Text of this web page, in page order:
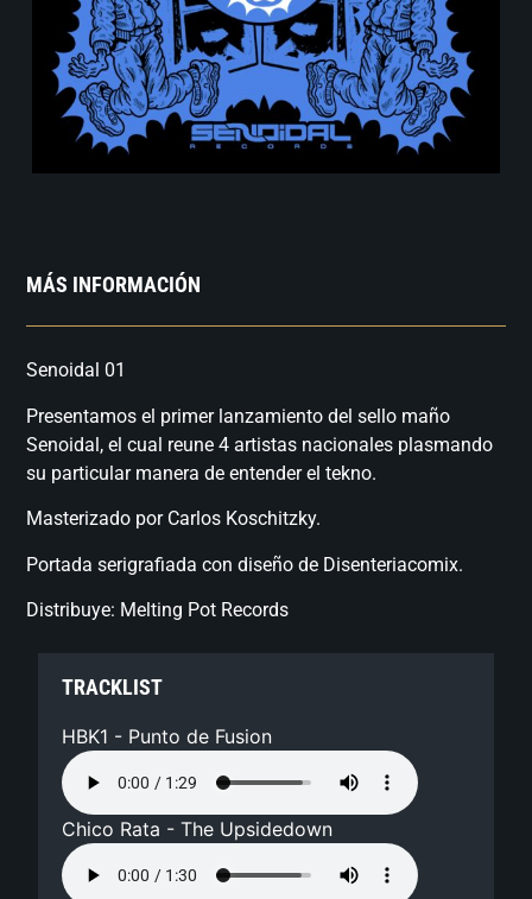
MÁS INFORMACIÓN
Senoidal 01
Presentamos el primer lanzamiento del sello maño
Senoidal, el cual reune 4 artistas nacionales plasmando
su particular manera de entender el tekno.
Masterizado por Carlos Koschitzky.
Portada serigrafiada con diseño de Disenteriacomix.
Distribuye: Melting Pot Records
TRACKLIST
HBK1 - Punto de Fusion
Chico Rata - The Upsidedown